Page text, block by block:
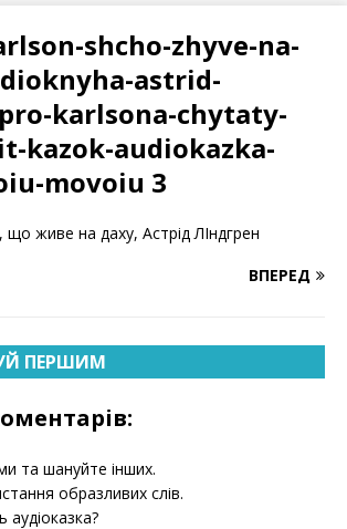
shcho-zhyve-na-
astrid-
karlsona-chytaty-
kazok-audiokazka-
movoiu 3
живе на даху, Астрід ЛІндгрен
ВПЕРЕД
ПЕРШИМ
та шануйте інших.
образливих слів.